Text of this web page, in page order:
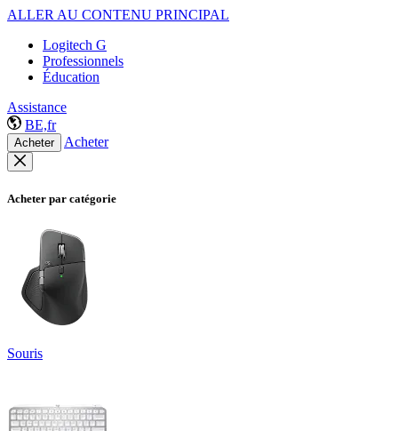
ALLER AU CONTENU PRINCIPAL
Logitech G
Professionnels
Éducation
Assistance
BE,fr
Acheter Acheter
Acheter par catégorie
Souris